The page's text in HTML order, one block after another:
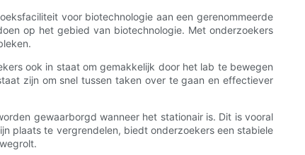
voor biotechnologie aan een gerenommeerde
op het gebied van biotechnologie. Met onderzoekers
ook in staat om gemakkelijk door het lab te bewegen
zijn om snel tussen taken over te gaan en effectiever
gewaarborgd wanneer het stationair is. Dit is vooral
plaats te vergrendelen, biedt onderzoekers een stabiele